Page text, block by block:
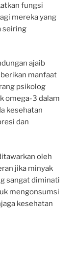
fungsi
mereka yang
seiring
ajaib
manfaat
psikolog
omega-3 dalam
kesehatan
dan
oleh
jika minyak
sangat diminati
mengonsumsi
kesehatan